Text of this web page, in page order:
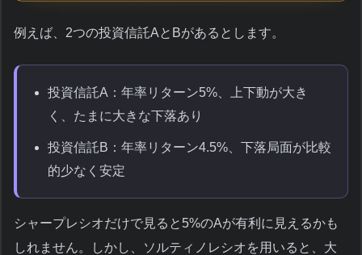
例えば、2つの投資信託AとBがあるとします。
投資信託A：年率リターン5%、上下動が大き
く、たまに大きな下落あり
投資信託B：年率リターン4.5%、下落局面が比較
的少なく安定
シャープレシオだけで見ると5%のAが有利に見えるかも
しれません。しかし、ソルティノレシオを用いると、大